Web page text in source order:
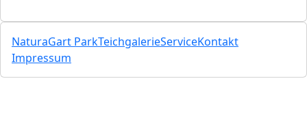
NaturaGart ParkTeichgalerieServiceKontakt
Impressum